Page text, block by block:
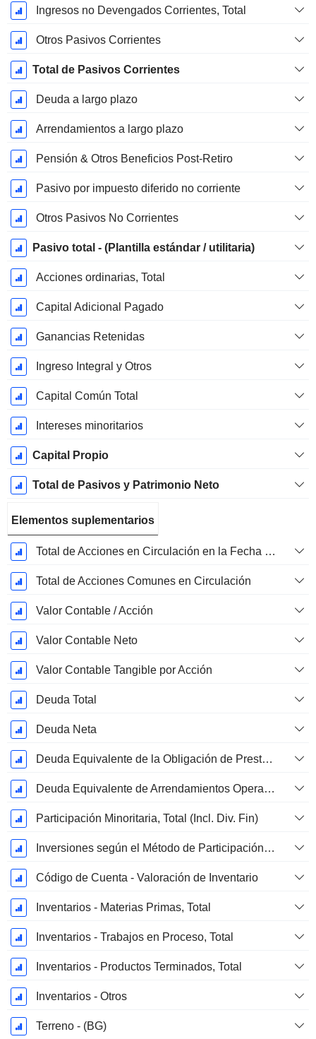
Ingresos no Devengados Corrientes, Total
Otros Pasivos Corrientes
Total de Pasivos Corrientes
Deuda a largo plazo
Arrendamientos a largo plazo
Pensión & Otros Beneficios Post-Retiro
Pasivo por impuesto diferido no corriente
Otros Pasivos No Corrientes
Pasivo total - (Plantilla estándar / utilitaria)
Acciones ordinarias, Total
Capital Adicional Pagado
Ganancias Retenidas
Ingreso Integral y Otros
Capital Común Total
Intereses minoritarios
Capital Propio
Total de Pasivos y Patrimonio Neto
Elementos suplementarios
Total de Acciones en Circulación en la Fecha de Presentación
Total de Acciones Comunes en Circulación
Valor Contable / Acción
Valor Contable Neto
Valor Contable Tangible por Acción
Deuda Total
Deuda Neta
Deuda Equivalente de la Obligación de Prestación Proyectada No Financiada
Deuda Equivalente de Arrendamientos Operativos
Participación Minoritaria, Total (Incl. Div. Fin)
Inversiones según el Método de Participación, Total
Código de Cuenta - Valoración de Inventario
Inventarios - Materias Primas, Total
Inventarios - Trabajos en Proceso, Total
Inventarios - Productos Terminados, Total
Inventarios - Otros
Terreno - (BG)